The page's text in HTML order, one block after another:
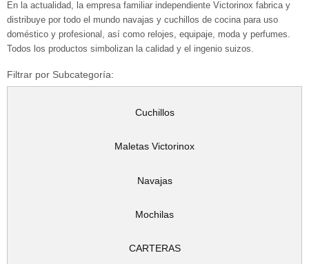
En la actualidad, la empresa familiar independiente Victorinox fabrica y
distribuye por todo el mundo navajas y cuchillos de cocina para uso
doméstico y profesional, así como relojes, equipaje, moda y perfumes.
Todos los productos simbolizan la calidad y el ingenio suizos.
Filtrar por Subcategoría:
Cuchillos
Maletas Victorinox
Navajas
Mochilas
CARTERAS